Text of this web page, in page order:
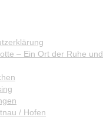
– Ein Ort der Ruhe und
/ Hofen